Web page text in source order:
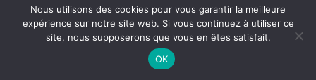
photovoltaïque : son évolution, son
développement et son essor
Nous utilisons des cookies pour vous garantir la meilleure
expérience sur notre site web. Si vous continuez à utiliser ce
site, nous supposerons que vous en êtes satisfait.
OK